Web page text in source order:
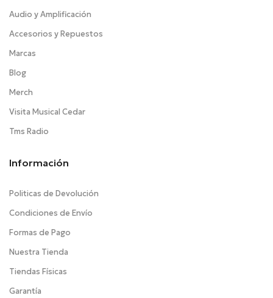
Audio y Amplificación
Accesorios y Repuestos
Marcas
Blog
Merch
Visita Musical Cedar
Tms Radio
Información
Politicas de Devolución
Condiciones de Envío
Formas de Pago
Nuestra Tienda
Tiendas Físicas
Garantía